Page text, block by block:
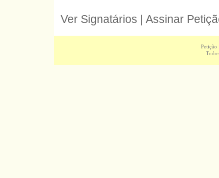
Ver Signatários | Assinar
Petição